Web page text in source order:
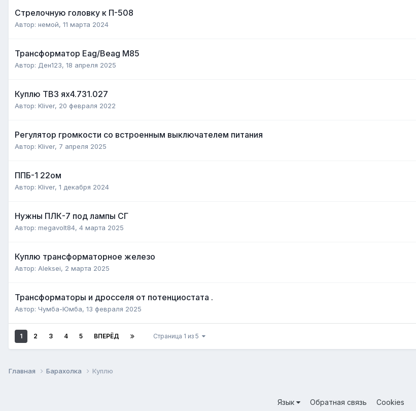
Стрелочную головку к П-508
Автор: немой, 11 марта 2024
Трансформатор Eag/Beag M85
Автор: Ден123, 18 апреля 2025
Куплю ТВЗ ях4.731.027
Автор: Kliver, 20 февраля 2022
Регулятор громкости со встроенным выключателем питания
Автор: Kliver, 7 апреля 2025
ППБ-1 22ом
Автор: Kliver, 1 декабря 2024
Нужны ПЛК-7 под лампы СГ
Автор: megavolt84, 4 марта 2025
Куплю трансформаторное железо
Автор: Aleksei, 2 марта 2025
Трансформаторы и дросселя от потенциостата .
Автор: Чумба-Юмба, 13 февраля 2025
1 2 3 4 5 ВПЕРЁД Страница 1 из 5
Главная Барахолка Куплю
Язык Обратная связь Cookies